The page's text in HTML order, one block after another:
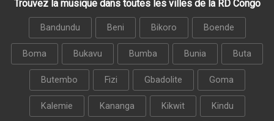
Trouvez la musique dans toutes les villes de la RD Congo
Bandundu Beni Bikoro Boende
Boma Bukavu Bumba Bunia Buta
Butembo Fizi Gbadolite Goma
Kalemie Kananga Kikwit Kindu